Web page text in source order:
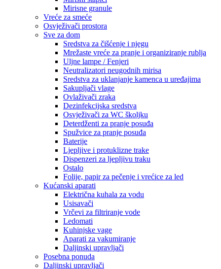
Mirisne granule
Vreće za smeće
Osvježivači prostora
Sve za dom
Sredstva za čišćenje i njegu
Mrežaste vreće za pranje i organiziranje rublja
Uljne lampe / Fenjeri
Neutralizatori neugodnih mirisa
Sredstva za uklanjanje kamenca u uređajima
Sakupljači vlage
Ovlaživači zraka
Dezinfekcijska sredstva
Osvježivači za WC školjku
Deterdženti za pranje posuđa
Spužvice za pranje posuđa
Baterije
Ljepljive i protuklizne trake
Dispenzeri za ljepljivu traku
Ostalo
Folije, papir za pečenje i vrećice za led
Kućanski aparati
Električna kuhala za vodu
Usisavači
Vrčevi za filtriranje vode
Ledomati
Kuhinjske vage
Aparati za vakumiranje
Daljinski upravljači
Posebna ponuda
Daljinski upravljači